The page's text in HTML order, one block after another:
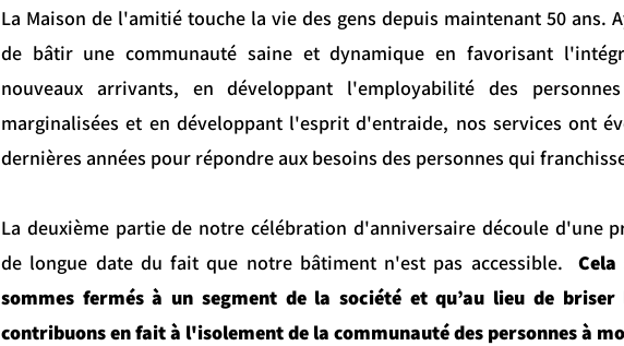
La Maison de l'amitié touche la vie des gens depuis maintenant 50 ans.
de bâtir une communauté saine et dynamique en favorisant
nouveaux arrivants, en développant l'employabilité des
marginalisées et en développant l'esprit d'entraide, nos services ont
dernières années pour répondre aux besoins des personnes qui
La deuxième partie de notre célébration d'anniversaire découle d'une
de longue date du fait que notre bâtiment n'est pas accessible.
sommes fermés à un segment de la société et qu’au lieu de briser
contribuons en fait à l'isolement de la communauté des personnes à